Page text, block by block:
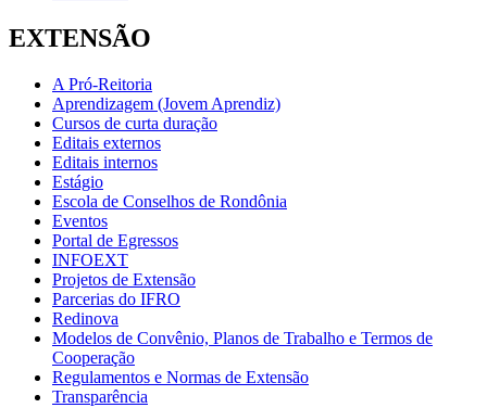
EXTENSÃO
A Pró-Reitoria
Aprendizagem (Jovem Aprendiz)
Cursos de curta duração
Editais externos
Editais internos
Estágio
Escola de Conselhos de Rondônia
Eventos
Portal de Egressos
INFOEXT
Projetos de Extensão
Parcerias do IFRO
Redinova
Modelos de Convênio, Planos de Trabalho e Termos de
Cooperação
Regulamentos e Normas de Extensão
Transparência